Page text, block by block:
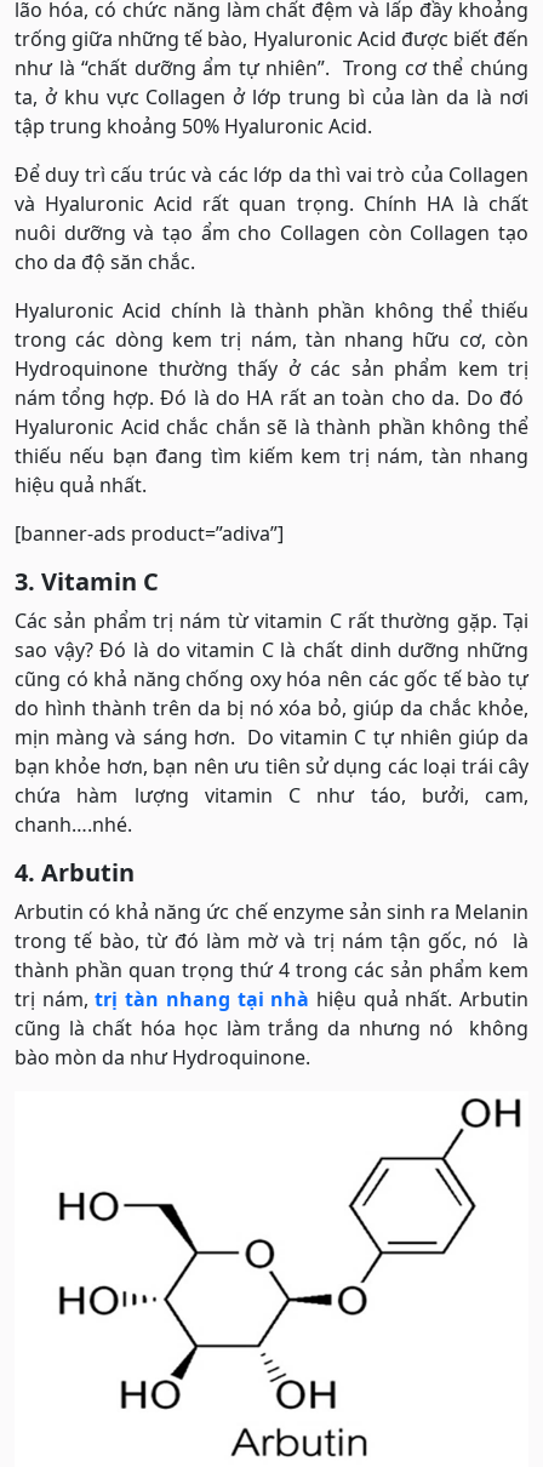
lão hóa, có chức năng làm chất đệm và lấp đầy khoảng
trống giữa những tế bào, Hyaluronic Acid được biết đến
như là “chất dưỡng ẩm tự nhiên”. Trong cơ thể chúng
ta, ở khu vực Collagen ở lớp trung bì của làn da là nơi
tập trung khoảng 50% Hyaluronic Acid.
Để duy trì cấu trúc và các lớp da thì vai trò của Collagen
và Hyaluronic Acid rất quan trọng. Chính HA là chất
nuôi dưỡng và tạo ẩm cho Collagen còn Collagen tạo
cho da độ săn chắc.
Hyaluronic Acid chính là thành phần không thể thiếu
trong các dòng kem trị nám, tàn nhang hữu cơ, còn
Hydroquinone thường thấy ở các sản phẩm kem trị
nám tổng hợp. Đó là do HA rất an toàn cho da. Do đó
Hyaluronic Acid chắc chắn sẽ là thành phần không thể
thiếu nếu bạn đang tìm kiếm kem trị nám, tàn nhang
hiệu quả nhất.
[banner-ads product=”adiva”]
3. Vitamin C
Các sản phẩm trị nám từ vitamin C rất thường gặp. Tại
sao vậy? Đó là do vitamin C là chất dinh dưỡng những
cũng có khả năng chống oxy hóa nên các gốc tế bào tự
do hình thành trên da bị nó xóa bỏ, giúp da chắc khỏe,
mịn màng và sáng hơn. Do vitamin C tự nhiên giúp da
bạn khỏe hơn, bạn nên ưu tiên sử dụng các loại trái cây
chứa hàm lượng vitamin C như táo, bưởi, cam,
chanh….nhé.
4. Arbutin
Arbutin có khả năng ức chế enzyme sản sinh ra Melanin
trong tế bào, từ đó làm mờ và trị nám tận gốc, nó là
thành phần quan trọng thứ 4 trong các sản phẩm kem
trị nám,trị tàn nhang tại nhà hiệu quả nhất. Arbutin
cũng là chất hóa học làm trắng da nhưng nó không
bào mòn da như Hydroquinone.